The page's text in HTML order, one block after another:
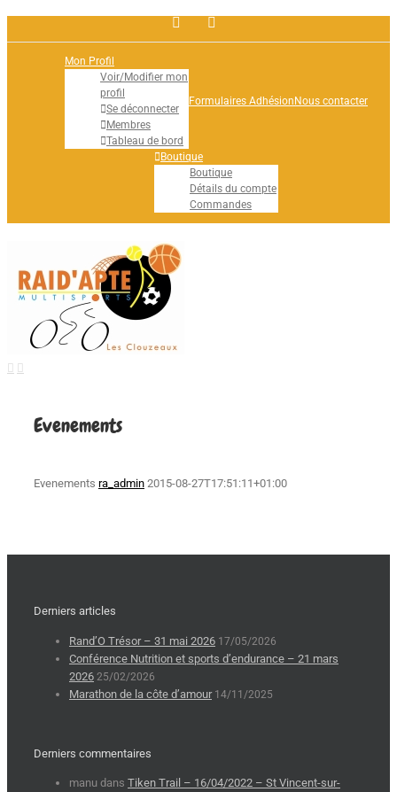
Facebook
Mon Profil
Voir/Modifier mon
profil
Se déconnecter
Membres
Tableau de bord
Formulaires Adhésion Nous contacter
Boutique
Boutique
Détails du compte
Commandes
Evenements
Evenements ra_admin 2015-08-27T17:51:11+01:00
Derniers articles
Rand’O Trésor – 31 mai 2026 17/05/2026
Conférence Nutrition et sports d’endurance – 21 mars
2026 25/02/2026
Marathon de la côte d’amour 14/11/2025
Derniers commentaires
manu dans Tiken Trail – 16/04/2022 – St Vincent-sur-